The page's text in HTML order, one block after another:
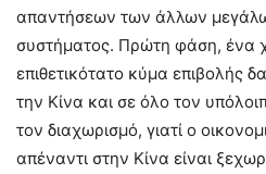
απαντήσεων των άλλων
συστήματος. Πρώτη φάση, ένα
επιθετικότατο κύμα επιβολής
την Κίνα και σε όλο τον
τον διαχωρισμό, γιατί ο
απέναντι στην Κίνα είναι